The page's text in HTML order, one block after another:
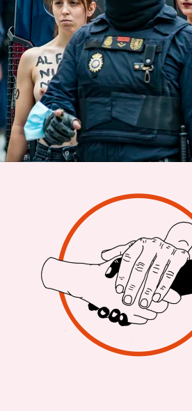
unterstützen
abo
genossenschaft
epaper login
Aus
Das
eine